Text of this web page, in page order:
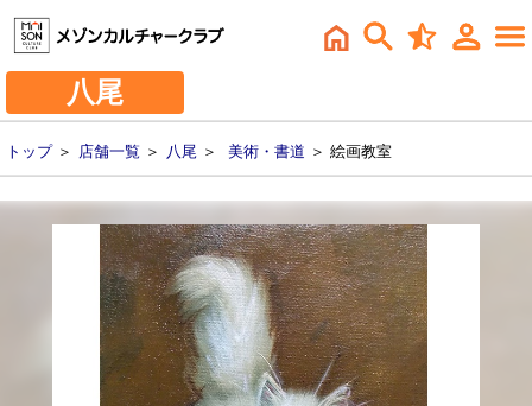
八尾
トップ＞ 店舗一覧 ＞ 八尾 ＞ 美術・書道 ＞ 絵画教室